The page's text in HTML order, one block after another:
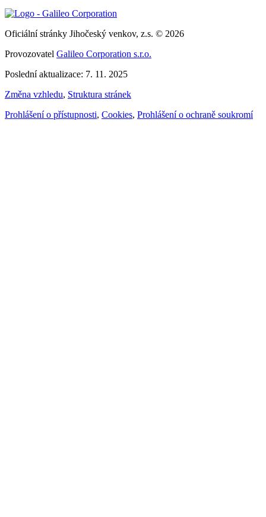
Oficiální stránky Jihočeský venkov, z.s. © 2026
Provozovatel Galileo Corporation s.r.o.
Poslední aktualizace: 7. 11. 2025
Změna vzhledu, Struktura stránek
Prohlášení o přístupnosti, Cookies, Prohlášení o ochraně soukromí